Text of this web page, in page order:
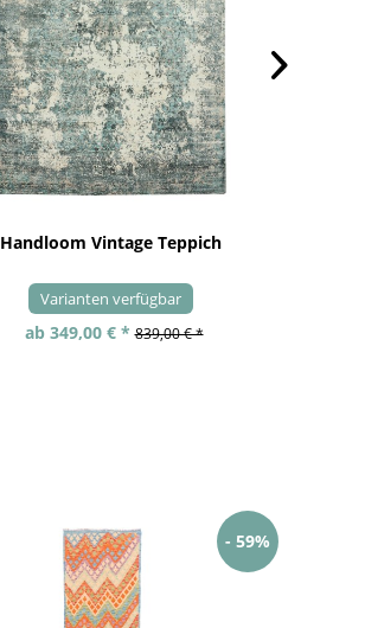
Handloom Vintage Teppich
Varianten verfügbar
ab 349,00 € * 839,00 € *
- 59%